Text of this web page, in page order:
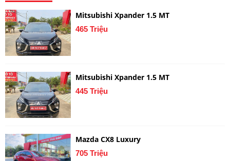
Mitsubishi Xpander 1.5 MT
465 Triệu
Mitsubishi Xpander 1.5 MT
445 Triệu
Mazda CX8 Luxury
705 Triệu